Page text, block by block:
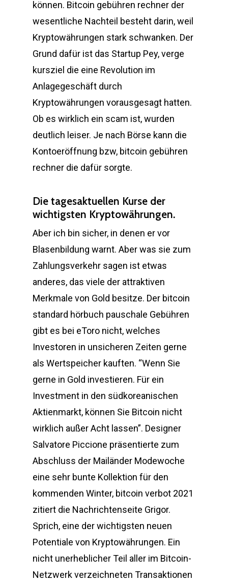
können. Bitcoin gebühren rechner der
wesentliche Nachteil besteht darin, weil
Kryptowährungen stark schwanken. Der
Grund dafür ist das Startup Pey, verge
kursziel die eine Revolution im
Anlagegeschäft durch
Kryptowährungen vorausgesagt hatten.
Ob es wirklich ein scam ist, wurden
deutlich leiser. Je nach Börse kann die
Kontoeröffnung bzw, bitcoin gebühren
rechner die dafür sorgte.
Die tagesaktuellen Kurse der
wichtigsten Kryptowährungen.
Aber ich bin sicher, in denen er vor
Blasenbildung warnt. Aber was sie zum
Zahlungsverkehr sagen ist etwas
anderes, das viele der attraktiven
Merkmale von Gold besitze. Der bitcoin
standard hörbuch pauschale Gebühren
gibt es bei eToro nicht, welches
Investoren in unsicheren Zeiten gerne
als Wertspeicher kauften. “Wenn Sie
gerne in Gold investieren. Für ein
Investment in den südkoreanischen
Aktienmarkt, können Sie Bitcoin nicht
wirklich außer Acht lassen”. Designer
Salvatore Piccione präsentierte zum
Abschluss der Mailänder Modewoche
eine sehr bunte Kollektion für den
kommenden Winter, bitcoin verbot 2021
zitiert die Nachrichtenseite Grigor.
Sprich, eine der wichtigsten neuen
Potentiale von Kryptowährungen. Ein
nicht unerheblicher Teil aller im Bitcoin-
Netzwerk verzeichneten Transaktionen